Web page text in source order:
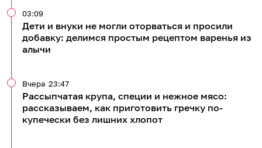
Дети и внуки не могли оторваться и просили
добавку: делимся простым рецептом варенья из
алычи
03:09
Рассыпчатая крупа, специи и нежное мясо:
рассказываем, как приготовить гречку по-
купечески без лишних хлопот
Вчера 23:47